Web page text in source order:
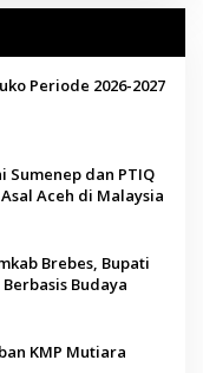
Periode 2026-2027
Sumenep dan PTIQ
Aceh di Malaysia
Brebes, Bupati
Budaya
KMP Mutiara